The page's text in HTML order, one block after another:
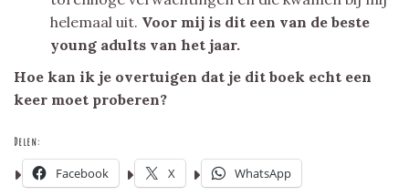
helemaal uit. Voor mij is dit een van de beste
young adults van het jaar.
Hoe kan ik je overtuigen dat je dit boek echt een
keer moet proberen?
Delen:
Facebook X WhatsApp